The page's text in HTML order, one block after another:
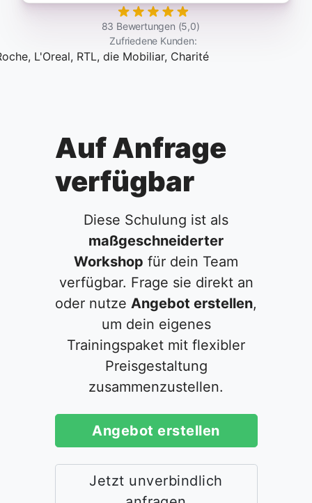
83 Bewertungen (5,0)
Zufriedene Kunden:
Auf Anfrage
verfügbar
Diese Schulung ist als
maßgeschneiderter
Workshop für dein Team
verfügbar. Frage sie direkt an
oder nutze Angebot erstellen,
um dein eigenes
Trainingspaket mit flexibler
Preisgestaltung
zusammenzustellen.
Angebot erstellen
Jetzt unverbindlich